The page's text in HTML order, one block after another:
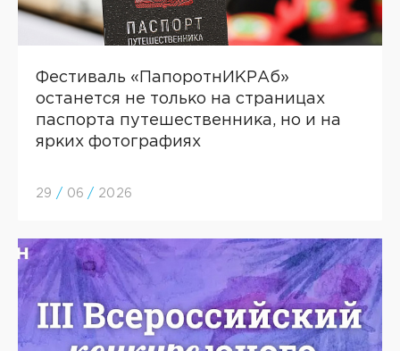
Фестиваль «ПапоротнИКРАб»
останется не только на страницах
паспорта путешественника, но и на
ярких фотографиях
29 / 06 / 2026